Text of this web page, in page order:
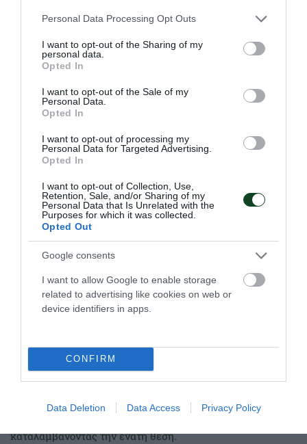
Please note that this website/app uses one or more Google
not limited to your visit or usage behaviour. You may click to
grant or deny consent to Google and its third-party tags to
use your data for below specified purposes in below Google
consent section.
Personal Data Processing Opt Outs
I want to opt-out of the Sharing of my
personal data.
Opted In
I want to opt-out of the Sale of my
Personal Data.
Opted In
I want to opt-out of processing my
Personal Data for Targeted Advertising.
Opted In
I want to opt-out of Collection, Use,
Retention, Sale, and/or Sharing of my
Personal Data that Is Unrelated with the
Purposes for which it was collected.
Opted Out
Google consents
I want to allow Google to enable storage
related to advertising like cookies on web or
device identifiers in apps.
CONFIRM
Data Deletion Data Access Privacy Policy
Η πράσινη υπεροχή σε βαθμούς
Πανελλήνιο πρωτάθλημα στίβου. Η ανωτερότητα του
τριφυλλιού φαίνεται και μέσα από την ανεπίσημη γενική
28.07.2026 ΣΤΙΒΟΣ
Ο Αρσένης Κουλούρης συμμετείχε στον τελικό του μήκος
καταλαμβάνοντας την ένατη θέση.